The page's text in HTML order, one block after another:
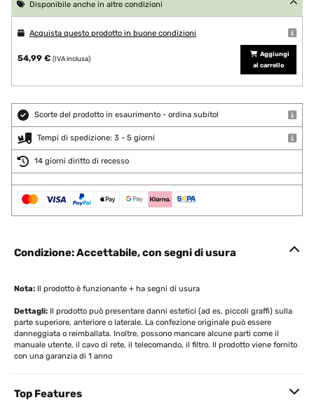
Disponibile anche in altre condizioni
Acquista questo prodotto in buone condizioni
54,99 € (IVA inclusa)
Aggiungi
al carrello
Scorte del prodotto in esaurimento - ordina subito!
Tempi di spedizione: 3 - 5 giorni
14 giorni diritto di recesso
Condizione: Accettabile, con segni di usura
Nota: Il prodotto è funzionante + ha segni di usura
Dettagli: Il prodotto può presentare danni estetici (ad es. piccoli graffi) sulla
parte superiore, anteriore o laterale. La confezione originale può essere
danneggiata o reimballata. Inoltre, possono mancare alcune parti come il
manuale utente, il cavo di rete, il telecomando, il filtro. Il prodotto viene fornito
con una garanzia di 1 anno
Top Features